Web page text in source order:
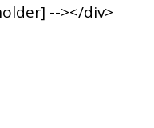
--></div>